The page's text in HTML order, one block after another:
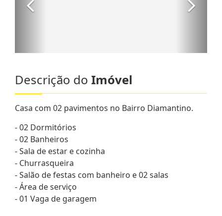
Descrição do Imóvel
Casa com 02 pavimentos no Bairro Diamantino.
- 02 Dormitórios
- 02 Banheiros
- Sala de estar e cozinha
- Churrasqueira
- Salão de festas com banheiro e 02 salas
- Área de serviço
- 01 Vaga de garagem